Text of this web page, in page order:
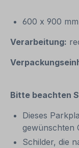
600 x 900 mm
Verarbeitung:
Bitte beachten
Dieses
gewünschten
Schilder, die